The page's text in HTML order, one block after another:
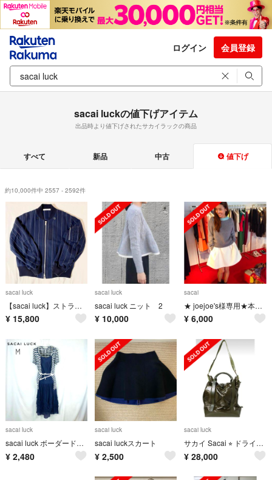
ログイン 会員登録
sacai luckの値下げアイテム
出品時より値下げされたサカイラックの商品
すべて 新品 中古 値下げ
約10,000件中 2557 - 2592件
sacai luck
【sacai luck】ストライプブルゾン
¥ 15,800
sacai luck
sacai luck ニット 2
¥ 10,000
sacai
★ joejoe's様専用★本日限定★sacai luck★モヘアニット★
¥ 6,000
sacai luck
sacai luck ボーダードッキングワンピース M 2 ネイビー 白 ロング
¥ 2,480
sacai luck
sacai luckスカート
¥ 2,500
sacai luck
サカイ Sacai ⭐︎ ドライ バッグ⭐︎グリーン
¥ 28,000